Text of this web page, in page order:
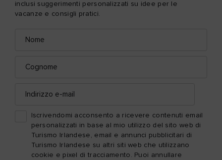
inclusi suggerimenti personalizzati su idee per le
vacanze e consigli pratici.
Iscrivendomi acconsento a ricevere contenuti email
personalizzati in base al mio utilizzo del sito web di
Turismo Irlandese, email e annunci pubblicitari di
Turismo Irlandese su altri siti web che utilizzano
cookie e pixel di tracciamento. Puoi annullare